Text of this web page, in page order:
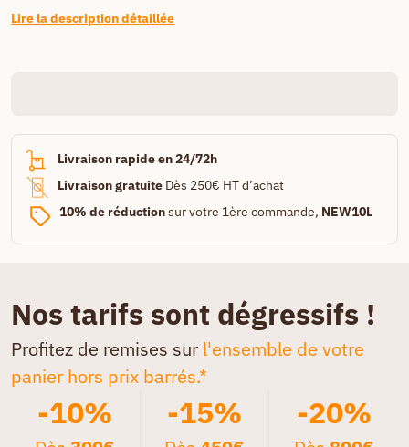
Lire la description détaillée
Livraison rapide en 24/72h
Livraison gratuite Dès 250€ HT d’achat
10% de réductionsur votre 1ère commande, NEW10L
Nos tarifs sont dégressifs !
Profitez de remises sur l'ensemble de votre
panier hors prix barrés.*
-10% -15% -20%